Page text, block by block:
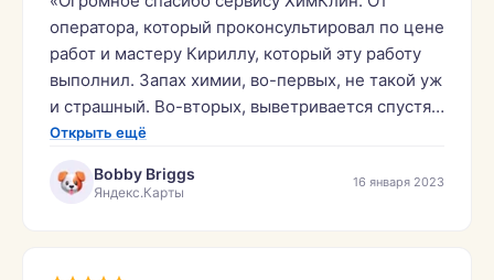
оператора, который проконсультировал по цене
работ и мастеру Кириллу, который эту работу
выполнил. Запах химии, во-первых, не такой уж
и страшный. Во-вторых, выветривается спустя
несколько часов. Диван из икеи, материал
Открыть ещё
Bobby Briggs
Яндекс.Карты
16 января 2023